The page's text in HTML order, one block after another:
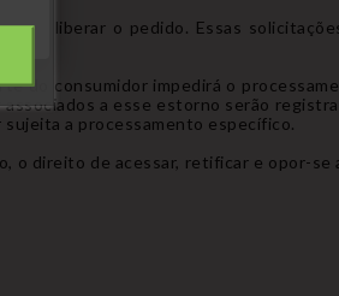
liberar o pedido. Essas
do consumidor impedirá o
a esse estorno serão
sujeita a processamento específico.
o direito de acessar, retificar e opor-se